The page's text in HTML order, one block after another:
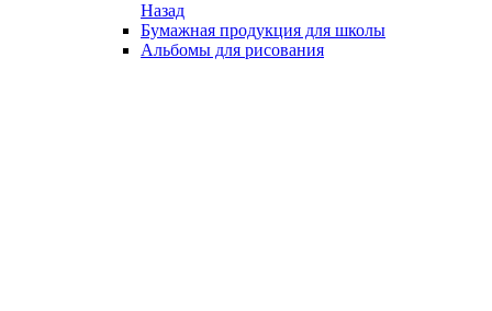
Назад
Бумажная продукция для школы
Альбомы для рисования